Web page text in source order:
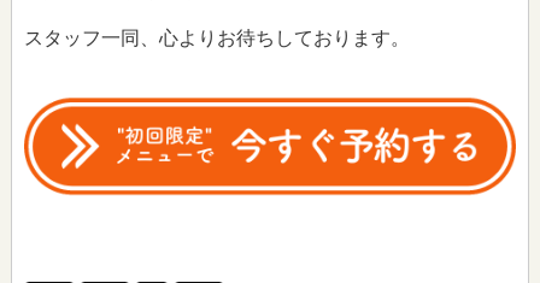
スタッフ一同、心よりお待ちしております。